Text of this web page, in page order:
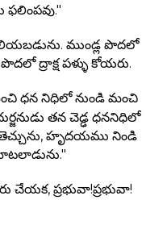
ముండ్ల పొదలో
ద్రాక్ష పళ్ళు కోయరు.
ధన నిధిలో నుండి మంచి
తన చెడ్ఢ ధననిధిలో
హృదయము నిండి
చేయక, ప్రభువా!ప్రభువా!